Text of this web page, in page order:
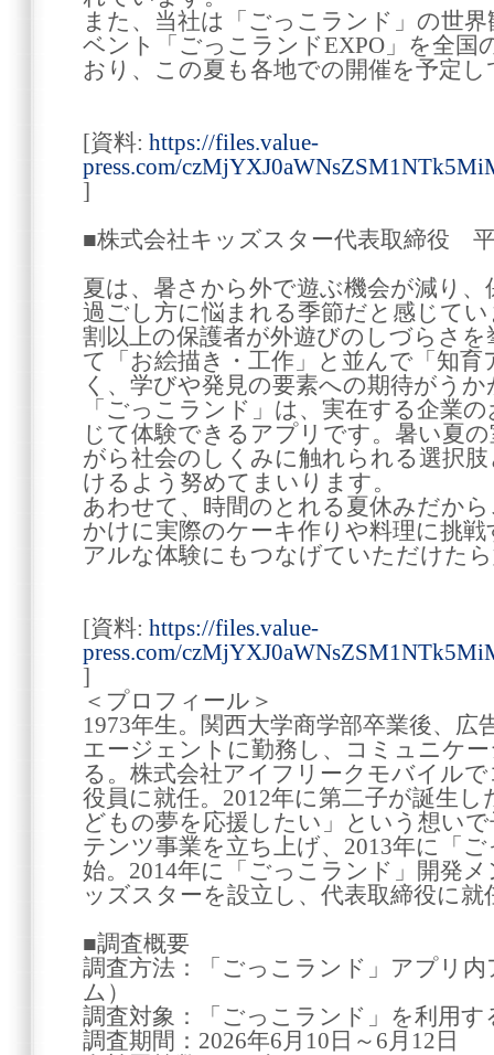
また、当社は「ごっこランド」の世
ベント「ごっこランドEXPO」を全国
おり、この夏も各地での開催を予定
[資料: https://files.value-
press.com/
]
■株式会社キッズスター代表取締役
夏は、暑さから外で遊ぶ機会が減り
過ごし方に悩まれる季節だと感じて
割以上の保護者が外遊びのしづらさ
て「お絵描き・工作」と並んで「知
く、学びや発見の要素への期待がう
「ごっこランド」は、実在する企業
じて体験できるアプリです。暑い夏
がら社会のしくみに触れられる選択
けるよう努めてまいります。
あわせて、時間のとれる夏休みだか
かけに実際のケーキ作りや料理に挑
アルな体験にもつなげていただけた
[資料: https://files.value-
press.com/
]
＜プロフィール＞
1973年生。関西大学商学部卒業後、広
エージェントに勤務し、コミュニケ
る。株式会社アイフリークモバイル
役員に就任。2012年に第二子が誕生
どもの夢を応援したい」という想い
テンツ事業を立ち上げ、2013年に「
始。2014年に「ごっこランド」開発
ッズスターを設立し、代表取締役に就
■調査概要
調査方法：「ごっこランド」アプリ内
ム）
調査対象：「ごっこランド」を利用
調査期間：2026年6月10日～6月12日